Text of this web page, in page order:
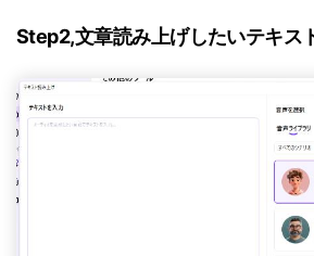
Step2,文章読み上げしたいテキス